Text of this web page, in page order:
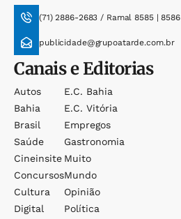
(71) 2886-2683 / Ramal 8585 | 8586
publicidade@grupoatarde.com.br
Canais e Editorias
Autos
Bahia
Brasil
Saúde
Cineinsite
Concursos
Cultura
Digital
E.c. Bahia
E.c. Vitória
Empregos
Gastronomia
Muito
Mundo
Opinião
Política